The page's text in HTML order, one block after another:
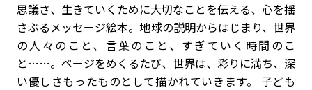
思議さ、生きていくために大切なことを伝える、心を揺
さぶるメッセージ絵本。地球の説明からはじまり、世界
の人々のこと、言葉のこと、すぎていく時間のこ
と……。ページをめくるたび、世界は、彩りに満ち、深
い優しさもったものとして描かれていきます。 子ども